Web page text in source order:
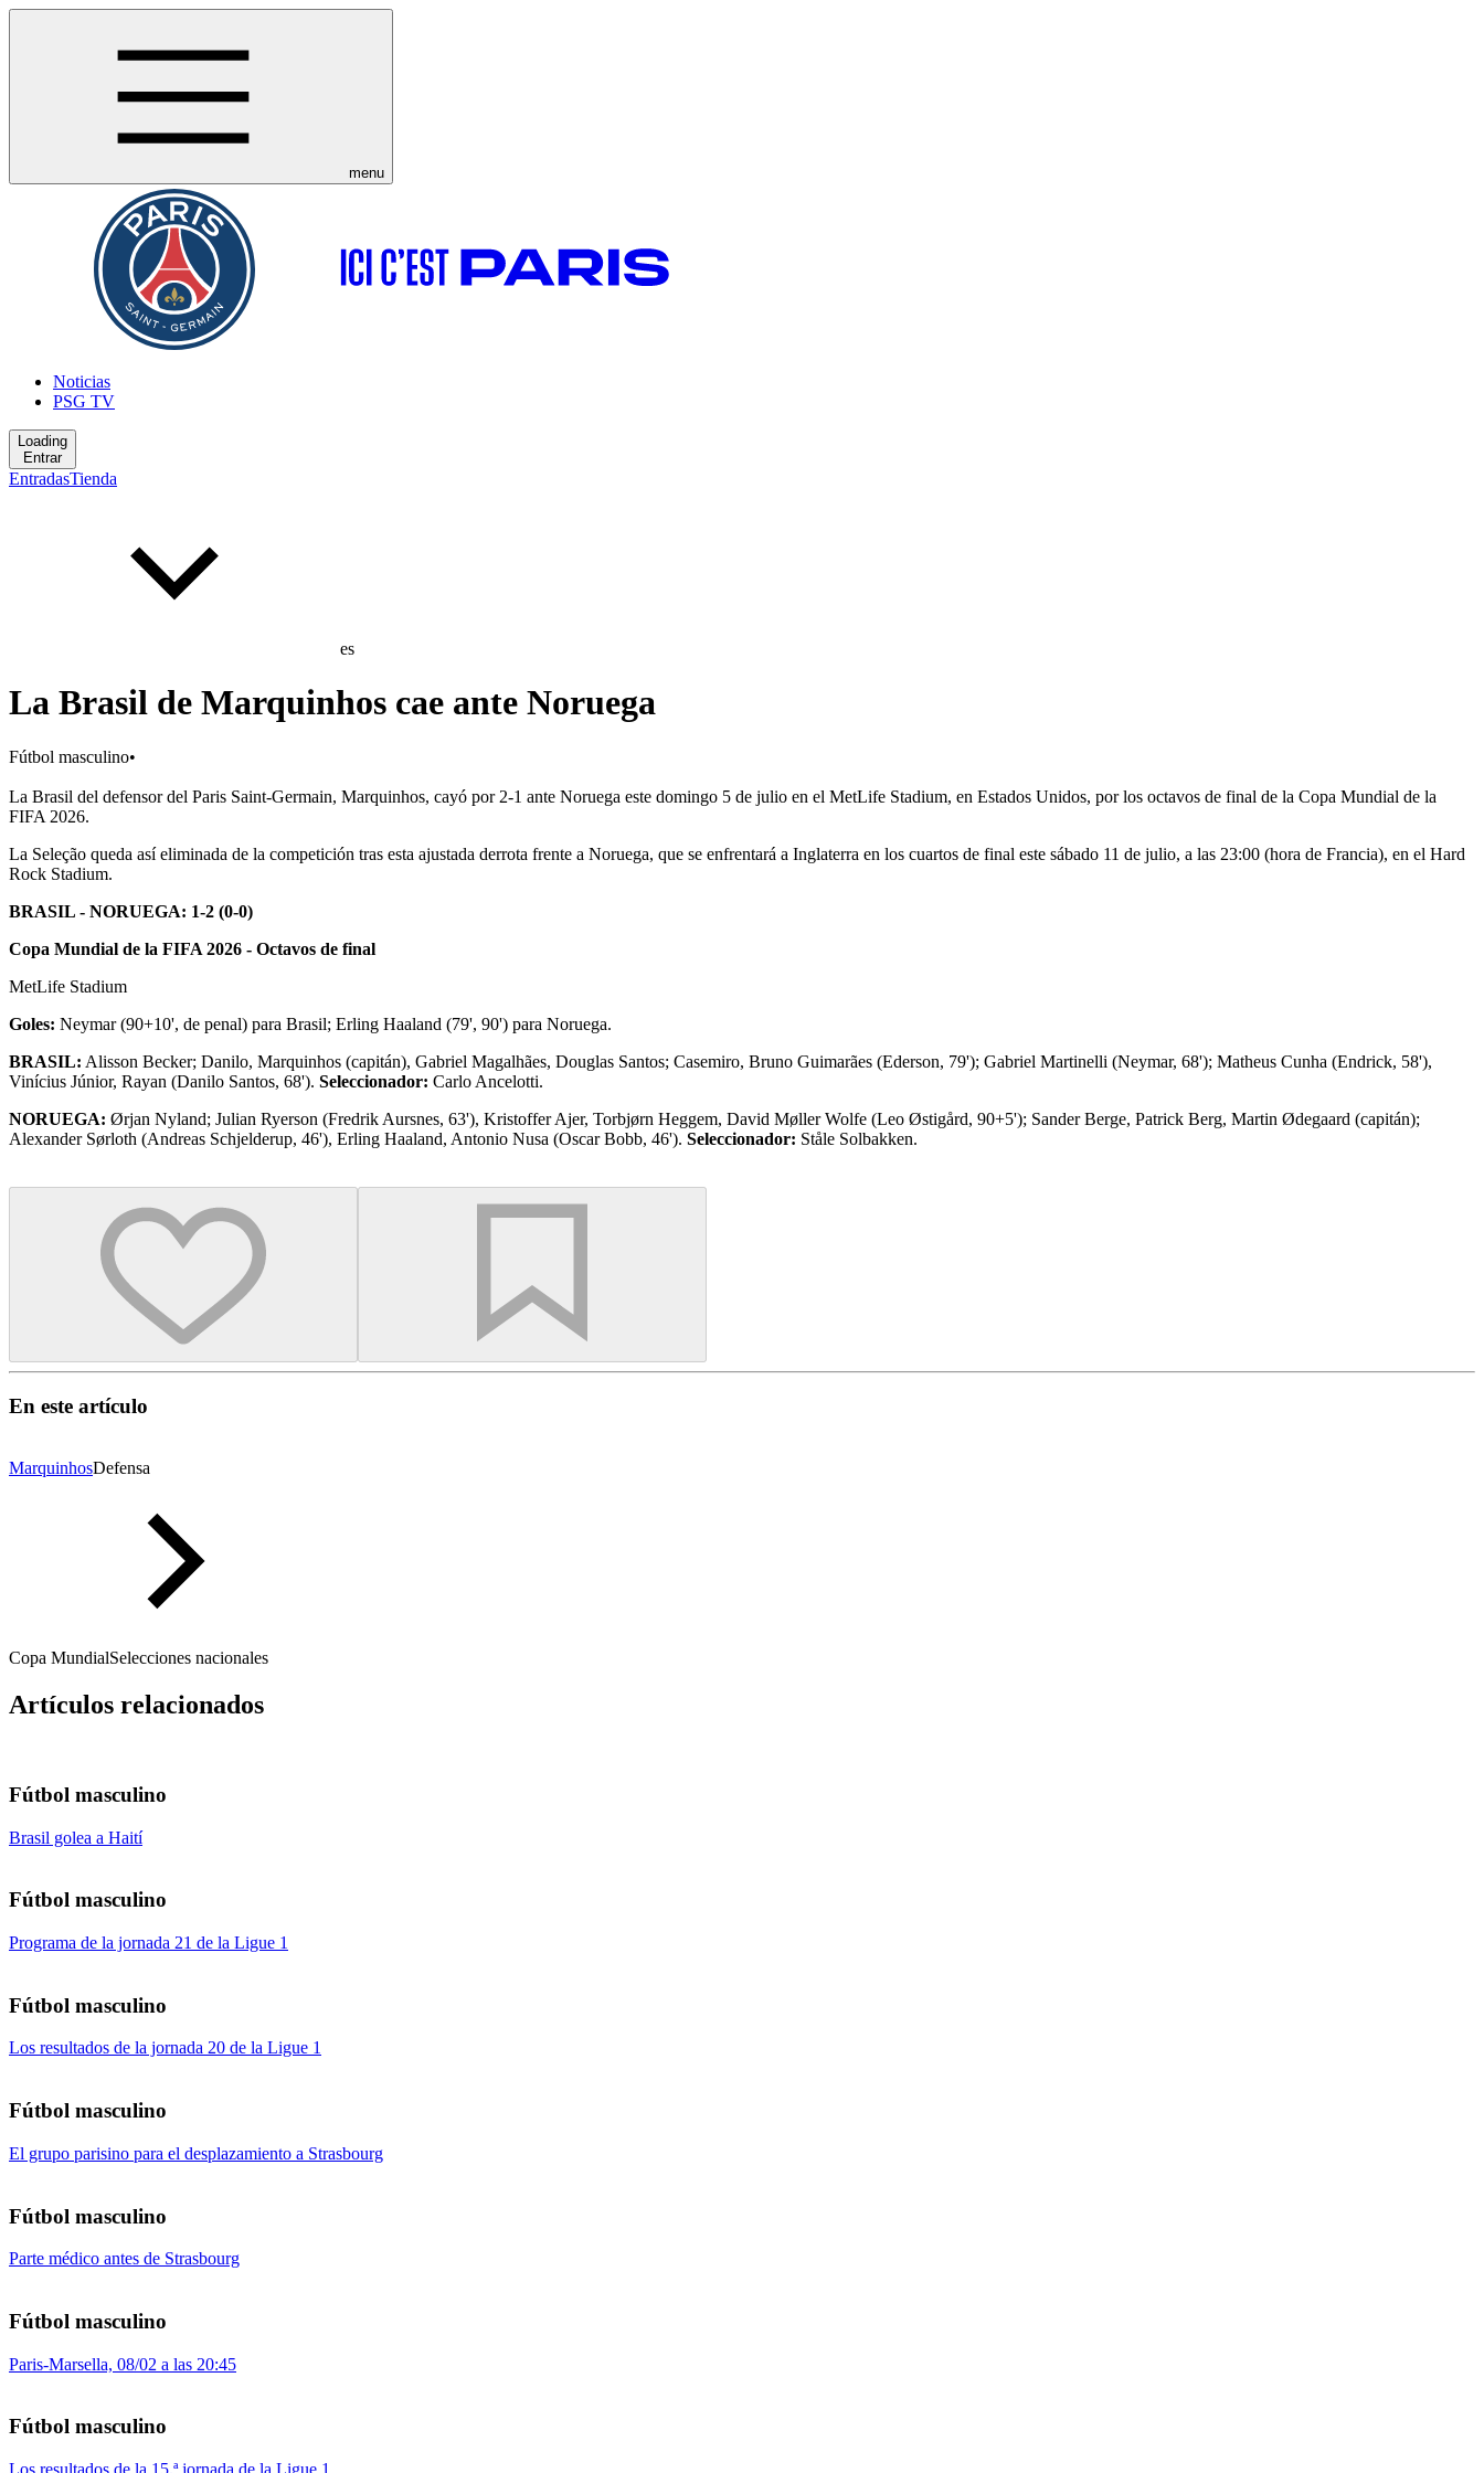
menu
Noticias
PSG TV
Loading
Entrar
EntradasTienda
es
La Brasil de Marquinhos cae ante Noruega
Fútbol masculino•
La Brasil del defensor del Paris Saint-Germain, Marquinhos, cayó por 2-1 ante Noruega este domingo 5 de julio en el MetLife Stadium, en Estados Unidos, por los octavos de final de la Copa Mundial de la
FIFA 2026.
La Seleção queda así eliminada de la competición tras esta ajustada derrota frente a Noruega, que se enfrentará a Inglaterra en los cuartos de final este sábado 11 de julio, a las 23:00 (hora de Francia), en el Hard
Rock Stadium.
BRASIL - NORUEGA: 1-2 (0-0)
Copa Mundial de la FIFA 2026 - Octavos de final
MetLife Stadium
Goles: Neymar (90+10', de penal) para Brasil; Erling Haaland (79', 90') para Noruega.
BRASIL: Alisson Becker; Danilo, Marquinhos (capitán), Gabriel Magalhães, Douglas Santos; Casemiro, Bruno Guimarães (Ederson, 79'); Gabriel Martinelli (Neymar, 68'); Matheus Cunha (Endrick, 58'),
Vinícius Júnior, Rayan (Danilo Santos, 68'). Seleccionador: Carlo Ancelotti.
NORUEGA: Ørjan Nyland; Julian Ryerson (Fredrik Aursnes, 63'), Kristoffer Ajer, Torbjørn Heggem, David Møller Wolfe (Leo Østigård, 90+5'); Sander Berge, Patrick Berg, Martin Ødegaard (capitán);
Alexander Sørloth (Andreas Schjelderup, 46'), Erling Haaland, Antonio Nusa (Oscar Bobb, 46'). Seleccionador: Ståle Solbakken.
En este artículo
MarquinhosDefensa
Copa MundialSelecciones nacionales
Artículos relacionados
Fútbol masculino
Brasil golea a Haití
Fútbol masculino
Programa de la jornada 21 de la Ligue 1
Fútbol masculino
Los resultados de la jornada 20 de la Ligue 1
Fútbol masculino
El grupo parisino para el desplazamiento a Strasbourg
Fútbol masculino
Parte médico antes de Strasbourg
Fútbol masculino
Paris-Marsella, 08/02 a las 20:45
Fútbol masculino